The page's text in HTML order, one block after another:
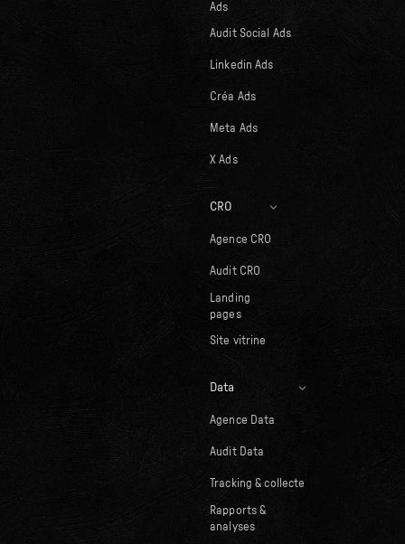
Ads
Audit Social Ads
Linkedin Ads
Créa Ads
Meta Ads
X Ads
CRO
Agence CRO
Audit CRO
Landing
pages
Site vitrine
Data
Agence Data
Audit Data
Tracking & collecte
Rapports &
analyses